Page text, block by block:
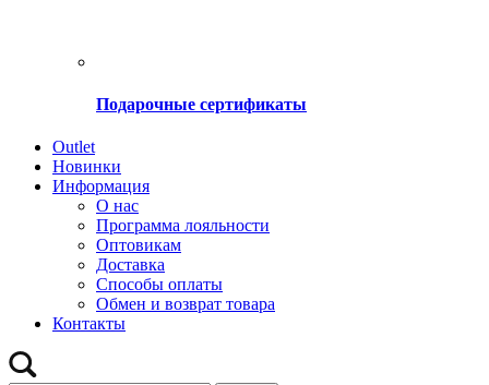
Подарочные сертификаты
Оutlet
Новинки
Информация
О нас
Программа лояльности
Оптовикам
Доставка
Способы оплаты
Обмен и возврат товара
Контакты